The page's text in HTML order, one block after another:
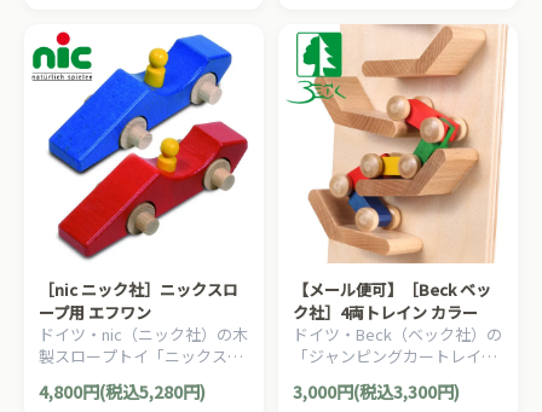
［nic ニック社］ニックスロ
ープ用 エフワン
ドイツ・nic（ニック社）の木
製スロープトイ「ニックスロ
ープ」用の追加パーツ。スロ
ープ遊びをより楽しくしてく
4,800円(税込5,280円)
【メール便可】［Beck ベッ
ク社］4両トレイン カラー
ドイツ・Beck（ベック社）の
「ジャンピングカートレイ
ン」や「トレインカースロー
プ」の追加車両。4両連結ト
3,000円(税込3,300円)